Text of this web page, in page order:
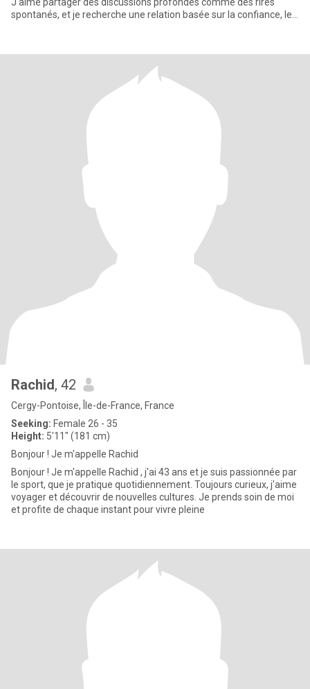
spontanés, et je recherche une relation basée sur la confiance, le
Rachid, 42
Cergy-Pontoise, Île-de-France, France
Seeking: Female 26 - 35
Height: 5'11" (181 cm)
Bonjour ! Je m'appelle Rachid
Bonjour ! Je m'appelle Rachid , j'ai 43 ans et je suis passionnée par
le sport, que je pratique quotidiennement. Toujours curieux, j'aime
voyager et découvrir de nouvelles cultures. Je prends soin de moi
et profite de chaque instant pour vivre pleine